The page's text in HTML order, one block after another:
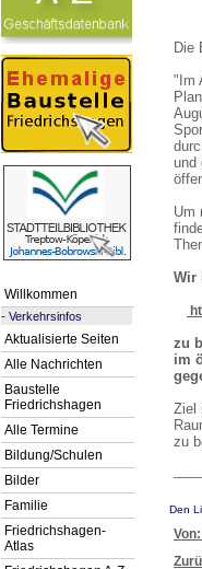
Willkommen
- Verkehrsinfos
Aktualisierte Seiten
Alle Nachrichten
Baustelle
Friedrichshagen
Alle Termine
Bildung/Schulen
Bilder
Familie
Friedrichshagen-
Atlas
Die
"Im
und
Um
Wir
zu
im
Ziel
zu
Den